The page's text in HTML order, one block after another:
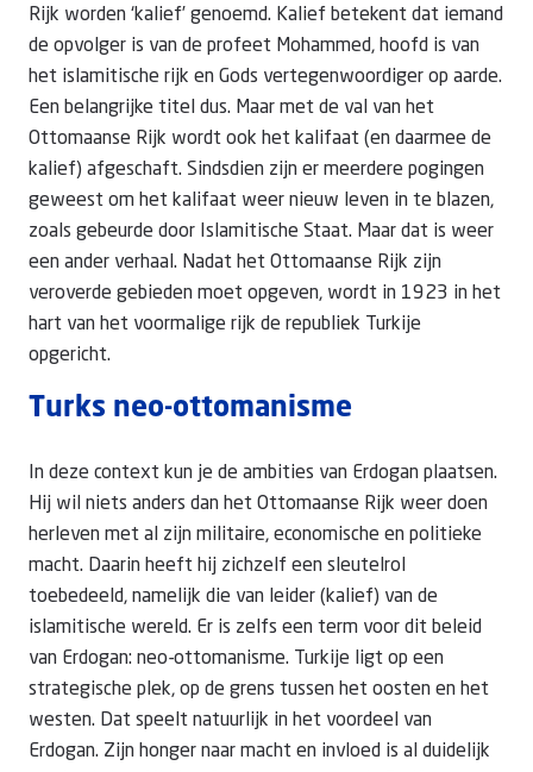
Rijk worden ‘kalief’ genoemd. Kalief betekent dat iemand
de opvolger is van de profeet Mohammed, hoofd is van
het islamitische rijk en Gods vertegenwoordiger op aarde.
Een belangrijke titel dus. Maar met de val van het
Ottomaanse Rijk wordt ook het kalifaat (en daarmee de
kalief) afgeschaft. Sindsdien zijn er meerdere pogingen
geweest om het kalifaat weer nieuw leven in te blazen,
zoals gebeurde door Islamitische Staat. Maar dat is weer
een ander verhaal. Nadat het Ottomaanse Rijk zijn
veroverde gebieden moet opgeven, wordt in 1923 in het
hart van het voormalige rijk de republiek Turkije
opgericht.
Turks neo-ottomanisme
In deze context kun je de ambities van Erdogan plaatsen.
Hij wil niets anders dan het Ottomaanse Rijk weer doen
herleven met al zijn militaire, economische en politieke
macht. Daarin heeft hij zichzelf een sleutelrol
toebedeeld, namelijk die van leider (kalief) van de
islamitische wereld. Er is zelfs een term voor dit beleid
van Erdogan: neo-ottomanisme. Turkije ligt op een
strategische plek, op de grens tussen het oosten en het
westen. Dat speelt natuurlijk in het voordeel van
Erdogan. Zijn honger naar macht en invloed is al duidelijk